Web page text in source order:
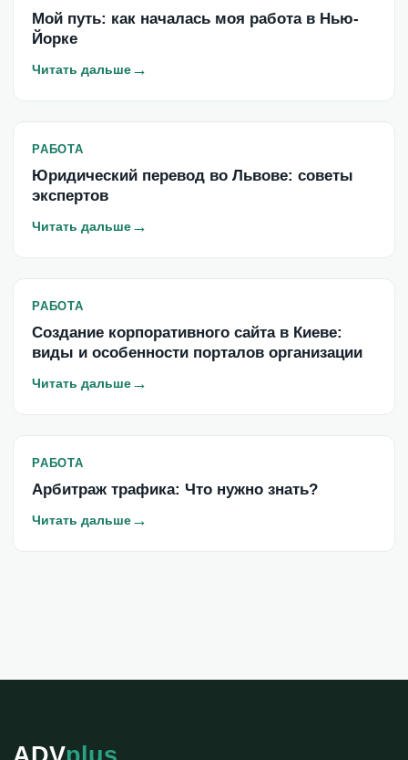
Мой путь: как началась моя работа в Нью-
Йорке
Читать дальше→
РАБОТА
Юридический перевод во Львове: советы
экспертов
Читать дальше→
РАБОТА
Создание корпоративного сайта в Киеве:
виды и особенности порталов организации
Читать дальше→
РАБОТА
Арбитраж трафика: Что нужно знать?
Читать дальше→